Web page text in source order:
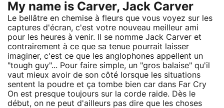
My name is Carver, Jack Carver
Le bellâtre en chemise à fleurs que vous voyez sur les
captures d'écran, c'est votre nouveau meilleur ami
pour les heures à venir. Il se nomme Jack Carver et
contrairement à ce que sa tenue pourrait laisser
imaginer, c'est ce que les anglophones appellent un
"tough guy"... Pour faire simple, un "gros balaise" qu'il
vaut mieux avoir de son côté lorsque les situations
sentent la poudre et ça tombe bien car dans Far Cry
On est presque toujours sur la corde raide. Dès le
début, on ne peut d'ailleurs pas dire que les choses